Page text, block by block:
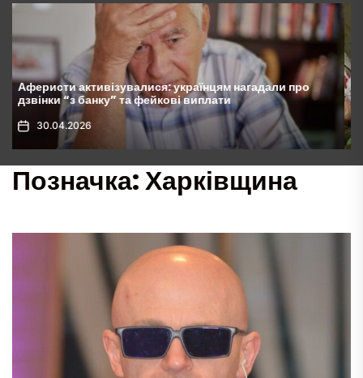
Комунальні платежі зростуть у 10 разів: українці
будуть покривати витрати сусідів
30.04.2026
Позначка:Харківщина